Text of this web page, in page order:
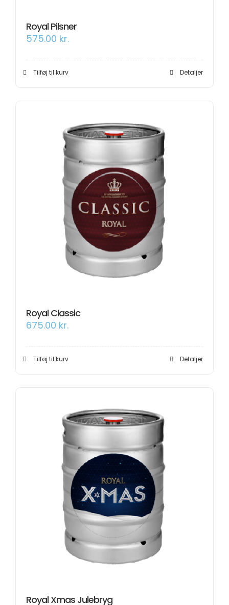
Royal Pilsner
575.00 kr.
Tilføj til kurv Detaljer
Royal Classic
675.00 kr.
Tilføj til kurv Detaljer
Royal Xmas Julebryg